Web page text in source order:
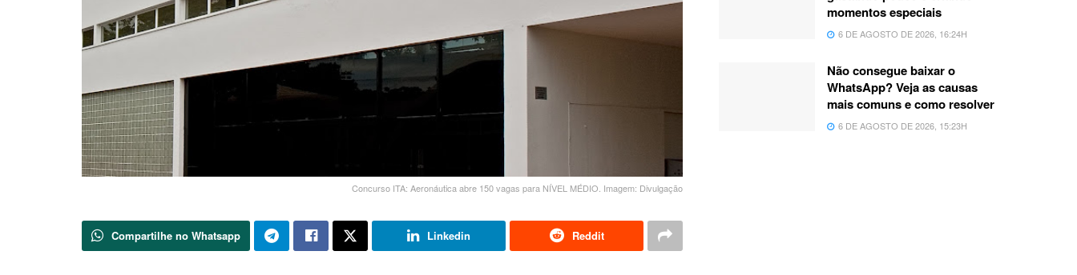
Concurso ITA: Aeronáutica abre 150 vagas para NÍVEL MÉDIO. Imagem: Divulgação
Compartilhe no Whatsapp Linkedin Reddit
momentos especiais
6 DE AGOSTO DE 2026, 16:24H
Não consegue baixar o
WhatsApp? Veja as causas
mais comuns e como resolver
6 DE AGOSTO DE 2026, 15:23H